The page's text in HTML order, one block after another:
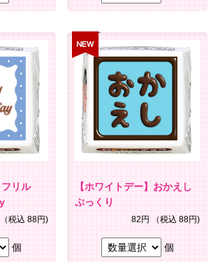
フリル
（税込 88円)
個
【ホワイトデー】おかえし
ぷっくり
82円 （税込 88円)
個